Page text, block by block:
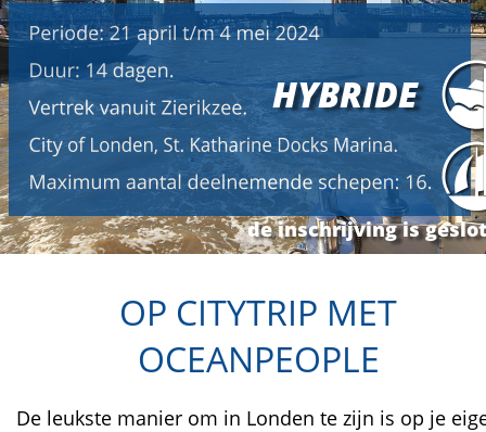
OP CITYTRIP MET
OCEANPEOPLE
De leukste manier om in Londen te zijn is op je
de inschrijving is
HYBRIDE